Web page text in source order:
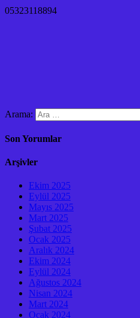
05323118894
Arama:
Son Yorumlar
Arşivler
Ekim 2025
Eylül 2025
Mayıs 2025
Mart 2025
Şubat 2025
Ocak 2025
Aralık 2024
Ekim 2024
Eylül 2024
Ağustos 2024
Nisan 2024
Mart 2024
Ocak 2024